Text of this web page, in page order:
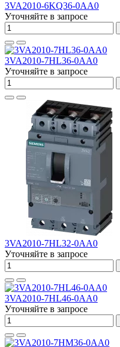
3VA2010-6KQ36-0AA0
Уточняйте в запросе
3VA2010-7HL36-0AA0
Уточняйте в запросе
3VA2010-7HL32-0AA0
Уточняйте в запросе
3VA2010-7HL46-0AA0
Уточняйте в запросе